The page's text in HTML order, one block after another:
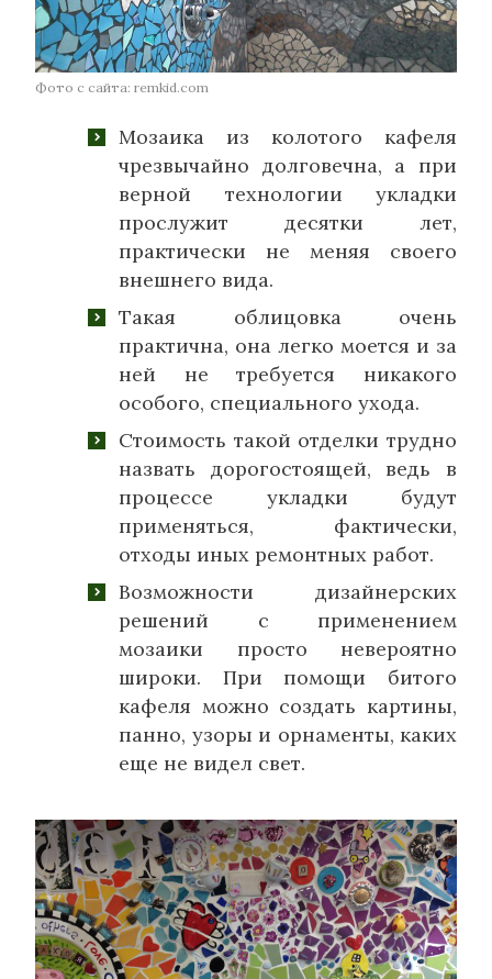
Фото с сайта: remkid.com
Мозаика из колотого кафеля
чрезвычайно долговечна, а при
верной технологии укладки
прослужит десятки лет,
практически не меняя своего
внешнего вида.
Такая облицовка очень
практична, она легко моется и за
ней не требуется никакого
особого, специального ухода.
Стоимость такой отделки трудно
назвать дорогостоящей, ведь в
процессе укладки будут
применяться, фактически,
отходы иных ремонтных работ.
Возможности дизайнерских
решений с применением
мозаики просто невероятно
широки. При помощи битого
кафеля можно создать картины,
панно, узоры и орнаменты, каких
еще не видел свет.